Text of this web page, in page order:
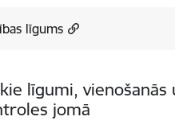
līgums
līgumi, vienošanās
jomā